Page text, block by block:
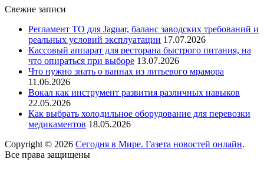
Свежие записи
Регламент ТО для Jaguar, баланс заводских требований и
реальных условий эксплуатации 17.07.2026
Кассовый аппарат для ресторана быстрого питания, на
что опираться при выборе 13.07.2026
Что нужно знать о ваннах из литьевого мрамора
11.06.2026
Вокал как инструмент развития различных навыков
22.05.2026
Как выбрать холодильное оборудование для перевозки
медикаментов 18.05.2026
Copyright © 2026 Сегодня в Мире. Газета новостей онлайн.
Все права защищены